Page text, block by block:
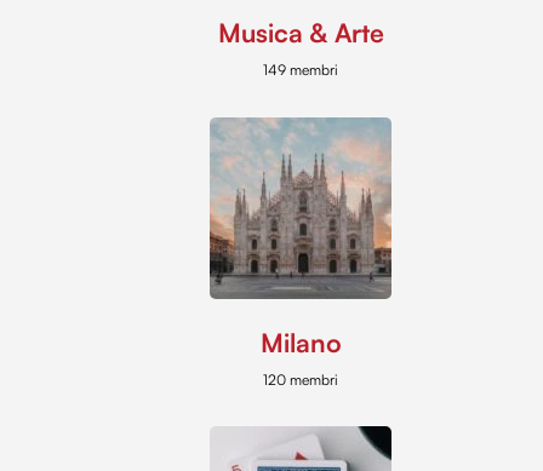
Musica & Arte
149 membri
Milano
120 membri